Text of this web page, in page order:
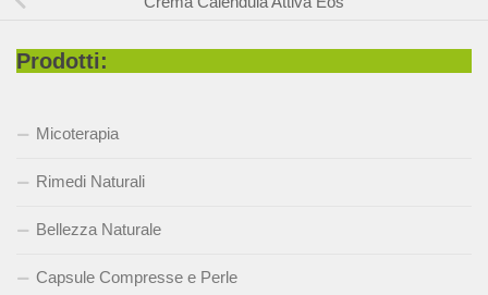
Prodotti:
Micoterapia
Rimedi Naturali
Bellezza Naturale
Capsule Compresse e Perle